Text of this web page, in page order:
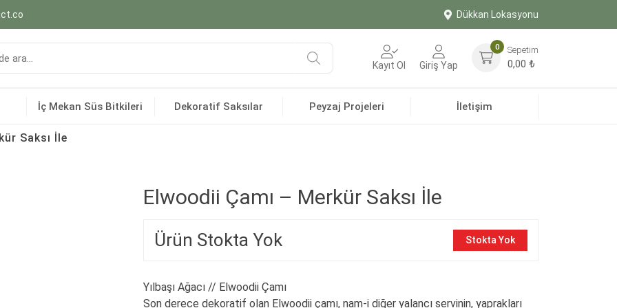
Dükkan Lokasyonu
Ara Kayıt Ol Giriş Yap
0 Sepetim
0,00 ₺
İç Mekan Süs Bitkileri Dekoratif Saksılar Peyzaj Projeleri İletişim
Saksı İle
Elwoodii Çamı – Merkür Saksı İle
Ürün Stokta Yok Stokta Yok
Yılbaşı Ağacı // Elwoodii Çamı
Son derece dekoratif olan Elwoodii çamı, nam-i diğer yalancı servinin, yaprakları